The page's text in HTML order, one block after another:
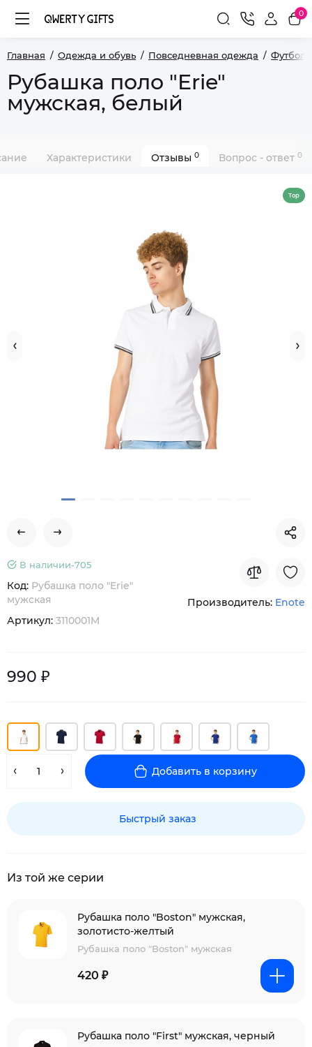
0
Главная Одежда и обувь Повседневная одежда
Рубашка поло "Erie"
мужская, белый
Характеристики Отзывы 0 Вопрос - ответ 0
Top
В наличии-705
Код: Рубашка поло "Erie"
мужская
Артикул: 3110001M
Производитель: Enote
990 ₽
Добавить в корзину
Быстрый заказ
Из той же серии
Рубашка поло "Boston" мужская,
золотисто-желтый
Рубашка поло "Boston" мужская
420 ₽
Рубашка поло "First" мужская, черный